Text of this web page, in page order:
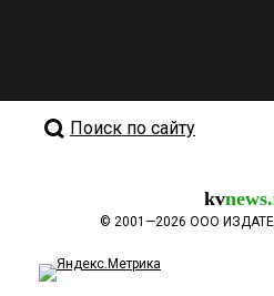
Поиск по сайту
kv
© 2001—2026 ООО